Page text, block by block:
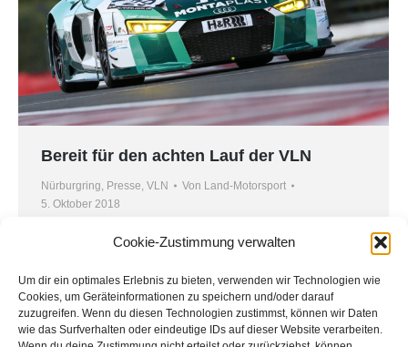
Cookie-Zustimmung verwalten
Um dir ein optimales Erlebnis zu bieten, verwenden wir Technologien wie
Cookies, um Geräteinformationen zu speichern und/oder darauf
zuzugreifen. Wenn du diesen Technologien zustimmst, können wir Daten
wie das Surfverhalten oder eindeutige IDs auf dieser Website verarbeiten.
Bereit für den achten Lauf der VLN
Nürburgring, Presse, VLN Von Land-Motorsport
5. Oktober 2018
Nachdem das Team von MONTAPLAST by Land-
aufgrund von Pech verpasste, kehrt die
Mannschaft zum achten Rennen der Saison
zurück auf den Nürburgring. Teamkollege von